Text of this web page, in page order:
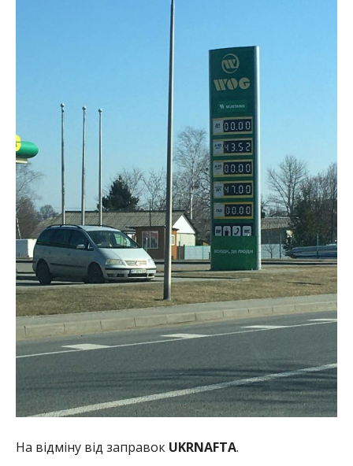
На відміну від заправок UKRNAFTA.